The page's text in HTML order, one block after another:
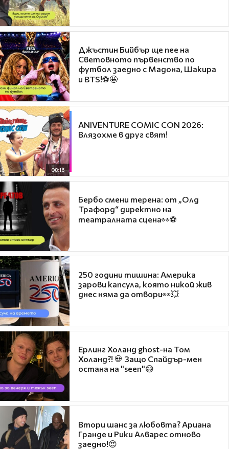
Джъстин Бийбър ще пее на
Световното първенство по
футбол заедно с Мадона, Шакира
и BTS!⚽🤩
08:16
ANIVENTURE COMIC CON 2026:
Влязохме в друг свят!
Бербо смени терена: от „Олд
Трафорд“ директно на
театралната сцена👀⚽
250 години тишина: Америка
зарови капсула, която никой жив
днес няма да отвори👀💥
Ерлинг Холанд ghost-на Том
Холанд?! 💀 Защо Спайдър-мен
остана на "seen"😅
Втори шанс за любовта? Ариана
Гранде и Рики Алварес отново
заедно!😍